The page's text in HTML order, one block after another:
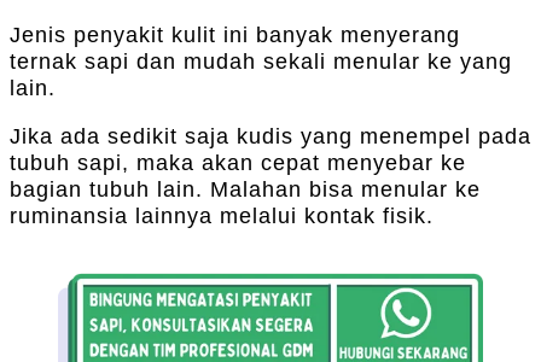
Jenis penyakit kulit ini banyak menyerang
ternak sapi dan mudah sekali menular ke yang
lain.
Jika ada sedikit saja kudis yang menempel pada
tubuh sapi, maka akan cepat menyebar ke
bagian tubuh lain. Malahan bisa menular ke
ruminansia lainnya melalui kontak fisik.